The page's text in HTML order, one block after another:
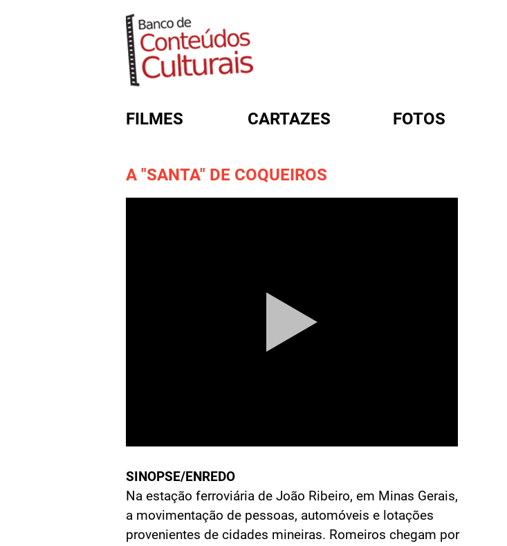
FILMES CARTAZES FOTOS
A "SANTA" DE COQUEIROS
SINOPSE/ENREDO
Na estação ferroviária de João Ribeiro, em Minas Gerais,
a movimentação de pessoas, automóveis e lotações
provenientes de cidades mineiras. Romeiros chegam por
FORMULÁRIO DE BUSCA